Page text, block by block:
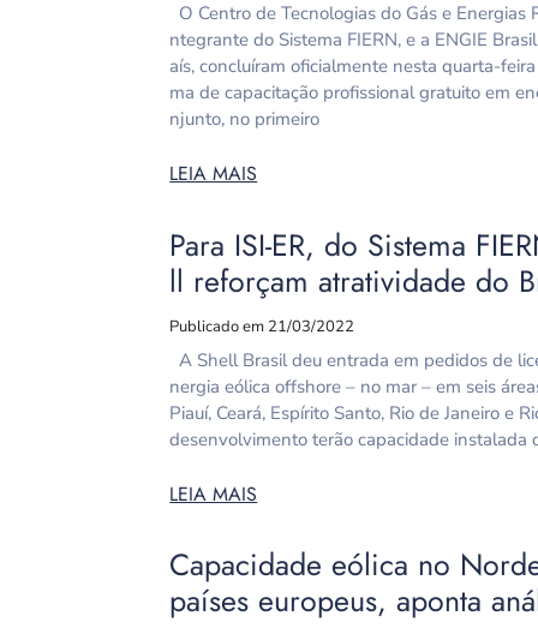
O Centro de Tecnologias do Gás e Energias
ntegrante do Sistema FIERN, e a ENGIE
aís, concluíram oficialmente nesta quarta-
ma de capacitação profissional gratuito em
njunto, no primeiro
LEIA MAIS
Para ISI-ER, do Sistema
ll reforçam atratividade do
Publicado em 21/03/2022
A Shell Brasil deu entrada em pedidos de
nergia eólica offshore – no mar – em seis
Piauí, Ceará, Espírito Santo, Rio de Janeiro e
desenvolvimento terão capacidade instalada
LEIA MAIS
Capacidade eólica no
países europeus, aponta